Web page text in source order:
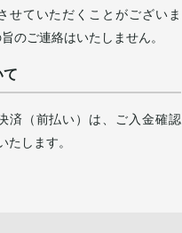
せていただくことがございま
のご連絡はいたしません。
て
済（前払い）は、ご入金確認
たします。